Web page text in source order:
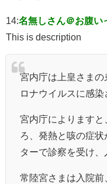
14:名無しさん＠お腹い
This is description
宮内庁は上皇さまの
ロナウイルスに感染
宮内庁によります
ろ、発熱と咳の症
ターで診察を受け、
常陸宮さまは入院前